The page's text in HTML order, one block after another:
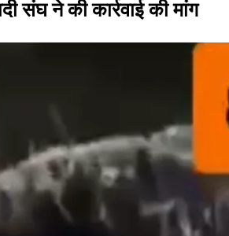
संघ ने की कार्रवाई की मांग